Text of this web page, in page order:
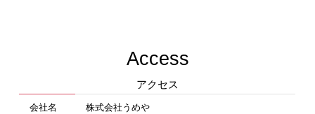
Access
アクセス
会社名 株式会社うめや